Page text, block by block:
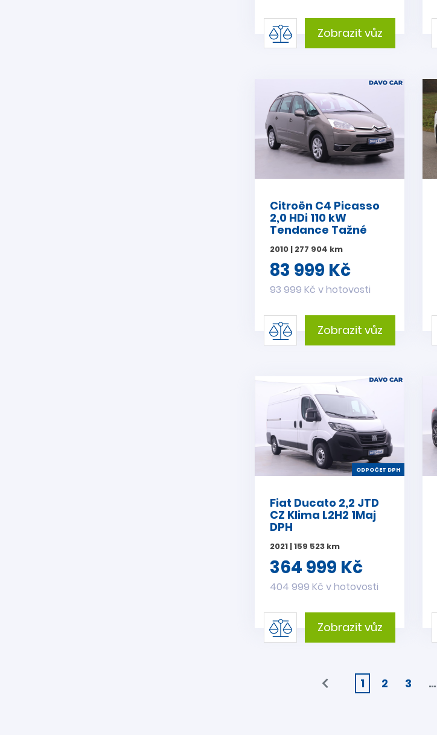
Zobrazit vůz
Citroën C4 Picasso
2,0 HDi 110 kW
Tendance Tažné
2010 | 277 904 km
83 999 Kč
93 999 Kč v hotovosti
Zobrazit vůz
ODPOČET DPH
Fiat Ducato 2,2 JTD
CZ Klima L2H2 1Maj
DPH
2021 | 159 523 km
364 999 Kč
404 999 Kč v hotovosti
Zobrazit vůz
1 2 3 …